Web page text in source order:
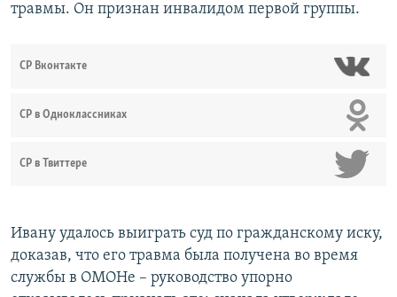
травмы. Он признан инвалидом первой группы.
СР Вконтакте
СР в Одноклассниках
СР в Твиттере
Ивану удалось выиграть суд по гражданскому иску,
доказав, что его травма была получена во время
службы в ОМОНе – руководство упорно